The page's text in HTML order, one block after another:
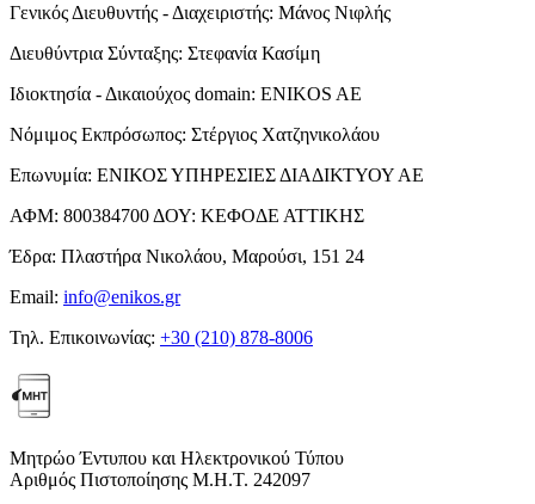
Γενικός Διευθυντής - Διαχειριστής: Μάνος Νιφλής
Διευθύντρια Σύνταξης: Στεφανία Κασίμη
Ιδιοκτησία - Δικαιούχος domain: ENIKOS AE
Νόμιμος Εκπρόσωπος: Στέργιος Χατζηνικολάου
Επωνυμία: ΕΝΙΚΟΣ ΥΠΗΡΕΣΙΕΣ ΔΙΑΔΙΚΤΥΟΥ ΑΕ
ΑΦΜ: 800384700 ΔΟΥ: ΚΕΦΟΔΕ ΑΤΤΙΚΗΣ
Έδρα: Πλαστήρα Νικολάου, Μαρούσι, 151 24
Email: info@enikos.gr
Τηλ. Επικοινωνίας: +30 (210) 878-8006
Μητρώο Έντυπου και Ηλεκτρονικού Τύπου
Αριθμός Πιστοποίησης Μ.Η.Τ. 242097